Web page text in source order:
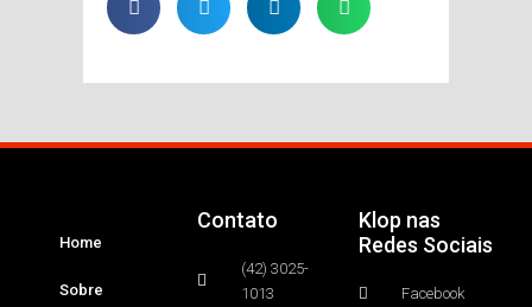
Home
Sobre
Contato
(42) 3025-
1013
Klop nas
Redes Sociais
Facebook